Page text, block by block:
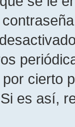
cierto
es así,